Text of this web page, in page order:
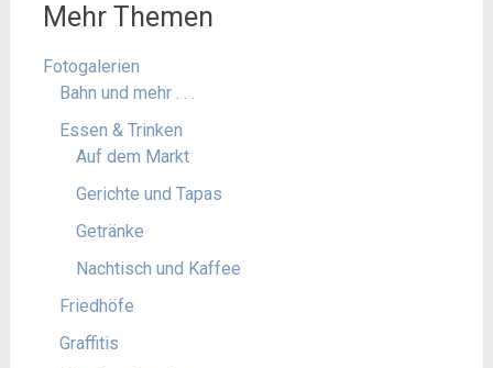
Mehr Themen
Fotogalerien
Bahn und mehr . . .
Essen & Trinken
Auf dem Markt
Gerichte und Tapas
Getränke
Nachtisch und Kaffee
Friedhöfe
Graffitis